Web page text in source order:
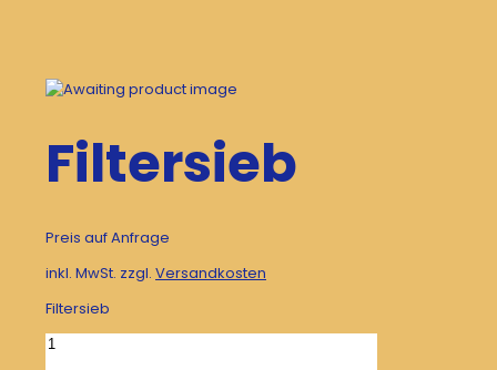
Filtersieb
Preis auf Anfrage
inkl. MwSt. zzgl. Versandkosten
Filtersieb
Filtersieb